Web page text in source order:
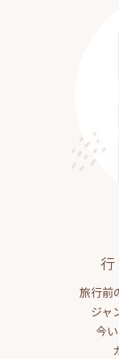
行
旅行前
ジャ
今